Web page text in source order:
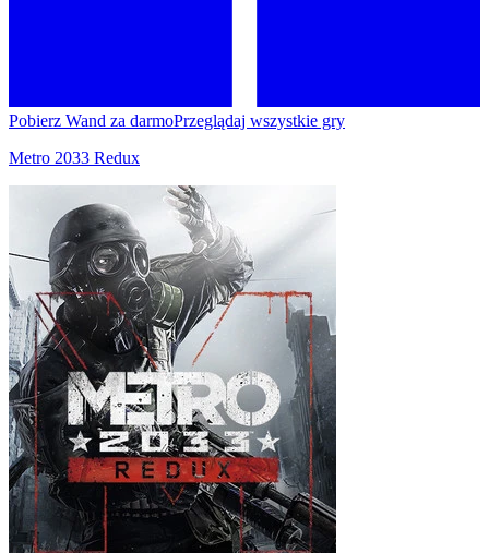
Pobierz Wand za darmoPrzeglądaj wszystkie gry
Metro 2033 Redux